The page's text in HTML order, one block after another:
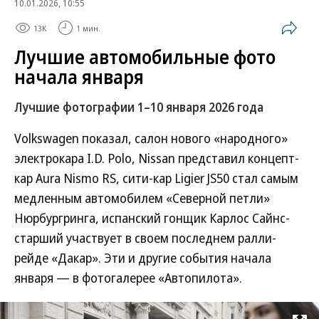
10.01.2026, 10:55
13K 1 мин.
Лучшие автомобильные фото
начала января
Лучшие фотографии 1–10 января 2026 года
Volkswagen показал, салон нового «народного»
электрокара I.D. Polo, Nissan представил концепт-
кар Aura Nismo RS, сити-кар Ligier JS50 стал самым
медленным автомобилем «Северной петли»
Нюрбургринга, испанский гонщик Карлос Сайнс-
старший участвует в своем последнем ралли-
рейде «Дакар». Эти и другие события начала
января — в фотогалерее «Автопилота».